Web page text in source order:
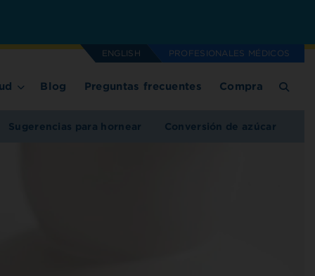
ENGLISH PROFESIONALES MÉDICOS
Blog Preguntas frecuentes Compra
Sugerencias para hornear Conversión de azúcar